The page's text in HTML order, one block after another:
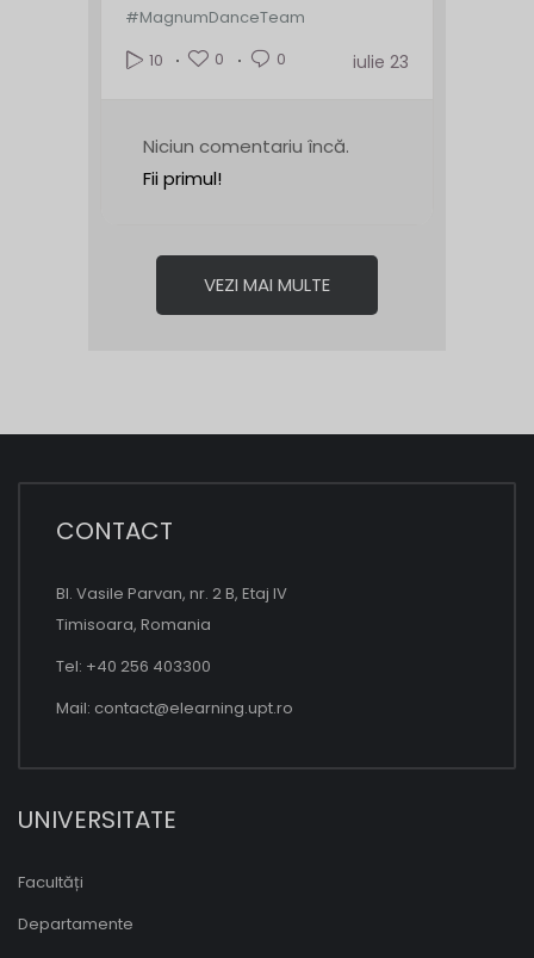
#MagnumDanceTeam
10
0 0 iulie 23
Niciun comentariu încă.
Fii primul!
VEZI MAI MULTE
CONTACT
Bl. Vasile Parvan, nr. 2 B, Etaj IV
Timisoara, Romania
Tel: +40 256 403300
Mail: contact@elearning.upt.ro
UNIVERSITATE
Facultăți
Departamente